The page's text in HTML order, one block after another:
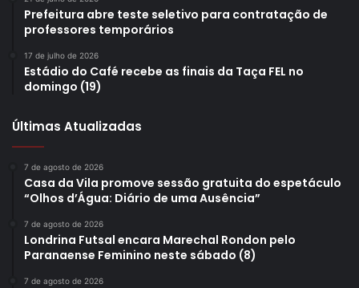
feira
Feira Gastronômica
rock
Sextou na Concha
Prefeitura abre teste seletivo para contratação de
professores temporários
17 de julho de 2026
Estádio do Café recebe as finais da Taça FEL no
domingo (19)
Últimas Atualizadas
7 de agosto de 2026
Casa da Vila promove sessão gratuita do espetáculo
“Olhos d’Água: Diário de uma Ausência”
7 de agosto de 2026
Londrina Futsal encara Marechal Rondon pelo
Paranaense Feminino neste sábado (8)
7 de agosto de 2026